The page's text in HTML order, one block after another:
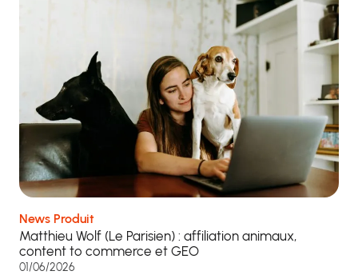
News Produit
Matthieu Wolf (Le Parisien) : affiliation animaux,
content to commerce et GEO
01/06/2026